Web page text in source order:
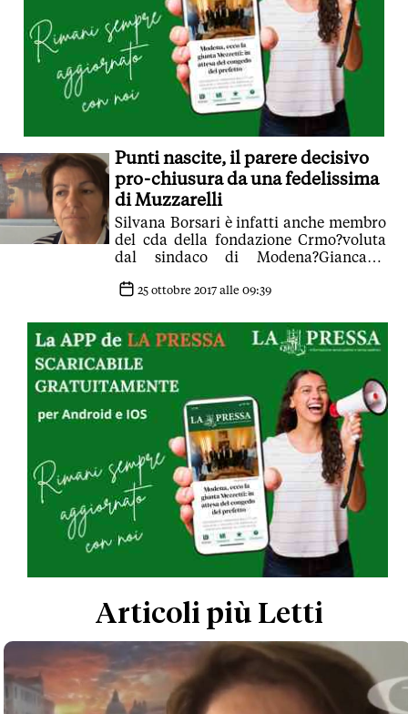
Punti nascite, il parere decisivo
pro-chiusura da una fedelissima
di Muzzarelli
Silvana Borsari è infatti anche membro
del cda della fondazione Crmo?voluta
dal sindaco di Modena?Giancarlo
vesti di presidente della Provincia di
25 ottobre 2017 alle 09:39
Articoli più Letti